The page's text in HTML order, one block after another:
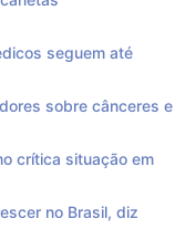
seguem até
sobre cânceres e
crítica situação em
no Brasil, diz